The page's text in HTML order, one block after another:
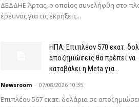
ΔΕΔΔΗΕ Άρτας, ο οποίος συνελήφθη στο
έρευνας για τις εκρήξεις...
ΗΠΑ: Επιπλέον 570 εκατ.
αποζημιώσεις θα πρέπει να
καταβάλει η Meta για...
Newsroom - 07/08/2026 10:35
Επιπλέον 567 εκατ. δολάρια σε